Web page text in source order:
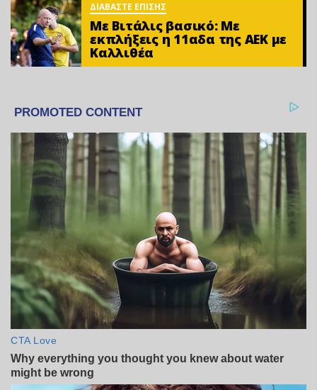
ΔΙΑΒΑΣΤΕ ΕΠΙΣΗΣ
Mε Βιτάλις βασικό: Με
εκπλήξεις η 11αδα της ΑΕΚ με
Καλλιθέα